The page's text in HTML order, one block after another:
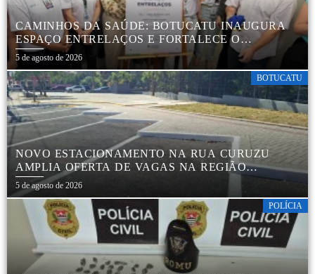
CAMINHOS DA SAÚDE: BOTUCATU INAUGURA
ESPAÇO ENTRELAÇOS E FORTALECE O
CUIDADO ESPECIALIZADO COM CRIANÇAS E
FAMÍLIAS
5 de agosto de 2026
BOTUCATU
NOVO ESTACIONAMENTO NA RUA CURUZU
AMPLIA OFERTA DE VAGAS NA REGIÃO
CENTRAL
5 de agosto de 2026
POLÍCIA